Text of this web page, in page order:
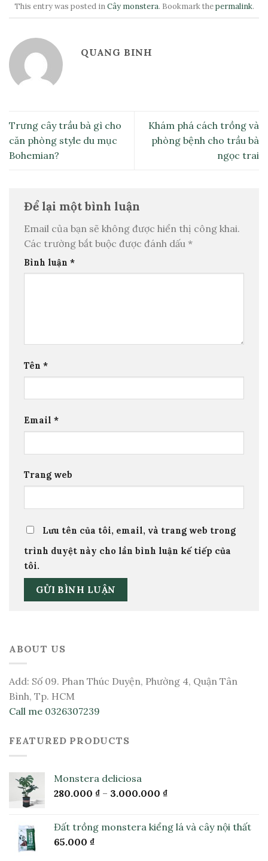
ABOUT US
Add: Số 09. Phan Thúc Duyện, Phường 4, Quận Tân
Bình, Tp. HCM
Call me 0326307239
FEATURED PRODUCTS
Monstera deliciosa
280.000 ₫ – 3.000.000 ₫
Đất trồng monstera kiểng lá và cây nội thất
65.000 ₫
This entry was posted inCây monstera. Bookmark thepermalink.
QUANG BINH
Trưng cây trầu bà gì cho
căn phòng style du mục
Bohemian?
Khám phá cách trồng và
phòng bệnh cho trầu bà
ngọc trai
Để lại một bình luận
Email của bạn sẽ không được hiển thị công khai.
Các trường bắt buộc được đánh dấu *
Bình luận *
Tên *
Email *
Trang web
Lưu tên của tôi, email, và trang web trong
trình duyệt này cho lần bình luận kế tiếp của
tôi.